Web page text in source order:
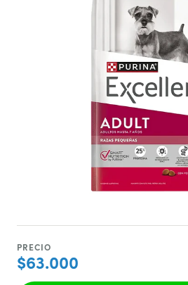
PRECIO
$63.000